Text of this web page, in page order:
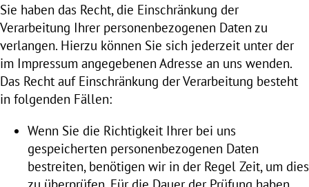
Sie haben das Recht, die Einschränkung der
Verarbeitung Ihrer personenbezogenen Daten zu
verlangen. Hierzu können Sie sich jederzeit unter der
im Impressum angegebenen Adresse an uns wenden.
Das Recht auf Einschränkung der Verarbeitung besteht
in folgenden Fällen:
Wenn Sie die Richtigkeit Ihrer bei uns
gespeicherten personenbezogenen Daten
bestreiten, benötigen wir in der Regel Zeit, um dies